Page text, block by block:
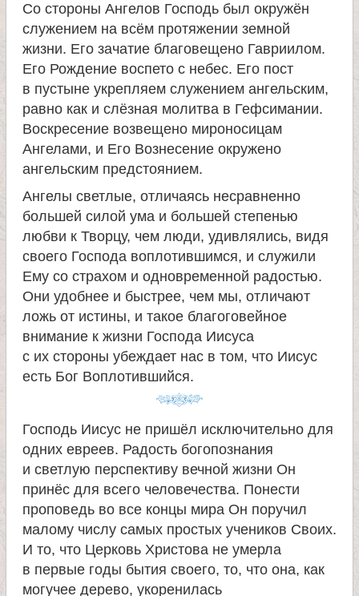
ц
ы
К
а
н
е
в
к
й
Со стороны Ангелов Господь был окружён
служением на всём протяжении земной
жизни. Его зачатие благовещено Гавриилом.
Его Рождение воспето с небес. Его пост
в пустыне укрепляем служением ангельским,
равно как и слёзная молитва в Гефсимании.
Воскресение возвещено мироносицам
Ангелами, и Его Вознесение окружено
ангельским предстоянием.
Ангелы светлые, отличаясь несравненно
большей силой ума и большей степенью
любви к Творцу, чем люди, удивлялись, видя
своего Господа воплотившимся, и служили
Ему со страхом и одновременной радостью.
Они удобнее и быстрее, чем мы, отличают
ложь от истины, и такое благоговейное
внимание к жизни Господа Иисуса
с их стороны убеждает нас в том, что Иисус
есть Бог Воплотившийся.
Господь Иисус не пришёл исключительно для
одних евреев. Радость богопознания
и светлую перспективу вечной жизни Он
принёс для всего человечества. Понести
проповедь во все концы мира Он поручил
малому числу самых простых учеников Своих.
И то, что Церковь Христова не умерла
в первые годы бытия своего, то, что она, как
могучее дерево, укоренилась